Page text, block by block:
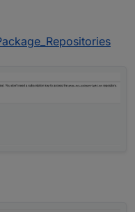
888
888
888 888  888 888
888 888  888
888 Y88b 888
info
info